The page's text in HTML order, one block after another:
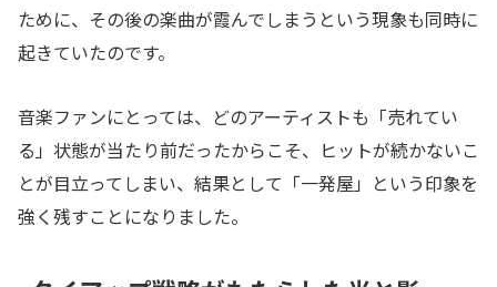
ために、その後の楽曲が霞んでしまうという現象も同時に
起きていたのです。
音楽ファンにとっては、どのアーティストも「売れてい
る」状態が当たり前だったからこそ、ヒットが続かないこ
とが目立ってしまい、結果として「一発屋」という印象を
強く残すことになりました。